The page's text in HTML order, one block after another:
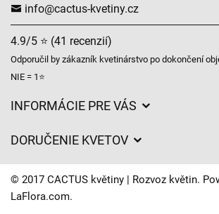
info@cactus-kvetiny.cz
4.9/5 ⭐ (41 recenzií)
Odporučil by zákazník kvetinárstvo po dokončení
NIE = 1⭐
INFORMÁCIE PRE VÁS
Časy doručenia kvetov – prehľad
DORUČENIE KVETOV
Poplatky za doručenie
Kam doručujeme kvety
© 2017 CACTUS květiny | Rozvoz květin.
LaFlora.com.